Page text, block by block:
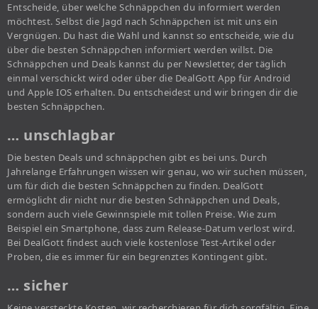
Entscheide, über welche Schnäppchen du informiert werden
möchtest. Selbst die Jagd nach Schnäppchen ist mit uns ein
Vergnügen. Du hast die Wahl und kannst so entscheide, wie du
über die besten Schnäppchen informiert werden willst. Die
Schnäppchen und Deals kannst du per Newsletter, der täglich
einmal verschickt wird oder über die DealGott App für Android
und Apple IOS erhalten. Du entscheidest und wir bringen dir die
besten Schnäppchen.
… unschlagbar
Die besten Deals und schnäppchen gibt es bei uns. Durch
Jahrelange Erfahrungen wissen wir genau, wo wir suchen müssen,
um für dich die besten Schnäppchen zu finden. DealGott
ermöglicht dir nicht nur die besten Schnäppchen und Deals,
sondern auch viele Gewinnspiele mit tollen Preise. Wie zum
Beispiel ein Smartphone, dass zum Release-Datum verlost wird.
Bei DealGott findest auch viele kostenlose Test-Artikel oder
Proben, die es immer für ein begrenztes Kontingent gibt.
… sicher